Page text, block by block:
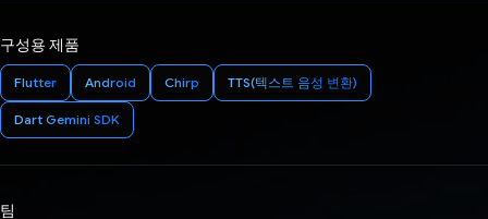
구성용 제품
Flutter Android Chirp TTS(텍스트 음성 변환)
Dart Gemini SDK
팀